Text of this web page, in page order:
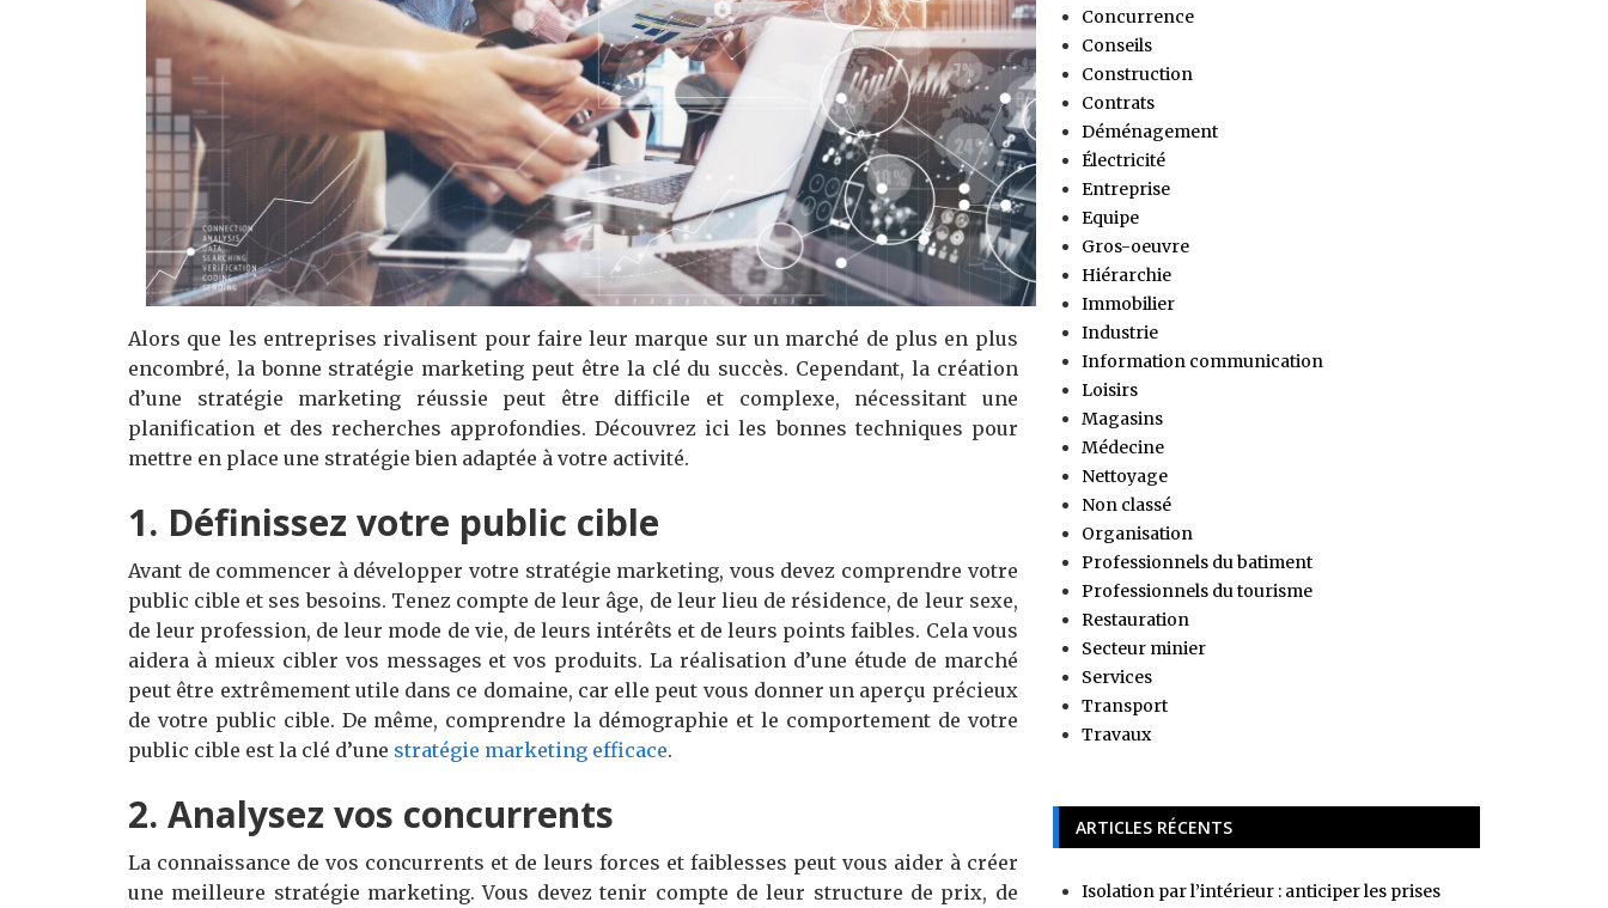
Alors que les entreprises rivalisent pour faire leur marque sur un marché de plus en plus
encombré, la bonne stratégie marketing peut être la clé du succès. Cependant, la création
d’une stratégie marketing réussie peut être difficile et complexe, nécessitant une
planification et des recherches approfondies. Découvrez ici les bonnes techniques pour
mettre en place une stratégie bien adaptée à votre activité.
1. Définissez votre public cible
Avant de commencer à développer votre stratégie marketing, vous devez comprendre votre
public cible et ses besoins. Tenez compte de leur âge, de leur lieu de résidence, de leur sexe,
de leur profession, de leur mode de vie, de leurs intérêts et de leurs points faibles. Cela vous
aidera à mieux cibler vos messages et vos produits. La réalisation d’une étude de marché
peut être extrêmement utile dans ce domaine, car elle peut vous donner un aperçu précieux
de votre public cible. De même, comprendre la démographie et le comportement de votre
public cible est la clé d’une stratégie marketing efficace.
2. Analysez vos concurrents
La connaissance de vos concurrents et de leurs forces et faiblesses peut vous aider à créer
une meilleure stratégie marketing. Vous devez tenir compte de leur structure de prix, de
Concurrence
Conseils
Construction
Contrats
Déménagement
Électricité
Entreprise
Equipe
Gros-oeuvre
Hiérarchie
Immobilier
Industrie
Information communication
Loisirs
Magasins
Médecine
Nettoyage
Non classé
Organisation
Professionnels du batiment
Professionnels du tourisme
Restauration
Secteur minier
Services
Transport
Travaux
ARTICLES RÉCENTS
Isolation par l’intérieur : anticiper les prises